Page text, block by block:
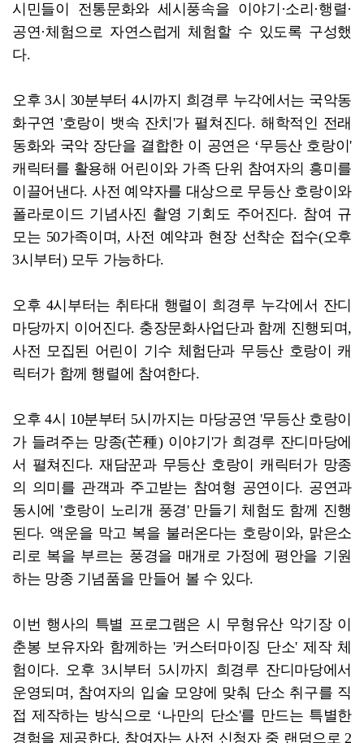
시민들이 전통문화와 세시풍속을 이야기·소리·행렬·
공연·체험으로 자연스럽게 체험할 수 있도록 구성했
다.
오후 3시 30분부터 4시까지 희경루 누각에서는 국악동
화구연 '호랑이 뱃속 잔치'가 펼쳐진다. 해학적인 전래
동화와 국악 장단을 결합한 이 공연은 ‘무등산 호랑이'
캐릭터를 활용해 어린이와 가족 단위 참여자의 흥미를
이끌어낸다. 사전 예약자를 대상으로 무등산 호랑이와
폴라로이드 기념사진 촬영 기회도 주어진다. 참여 규
모는 50가족이며, 사전 예약과 현장 선착순 접수(오후
3시부터) 모두 가능하다.
오후 4시부터는 취타대 행렬이 희경루 누각에서 잔디
마당까지 이어진다. 충장문화사업단과 함께 진행되며,
사전 모집된 어린이 기수 체험단과 무등산 호랑이 캐
릭터가 함께 행렬에 참여한다.
오후 4시 10분부터 5시까지는 마당공연 '무등산 호랑이
가 들려주는 망종(芒種) 이야기'가 희경루 잔디마당에
서 펼쳐진다. 재담꾼과 무등산 호랑이 캐릭터가 망종
의 의미를 관객과 주고받는 참여형 공연이다. 공연과
동시에 '호랑이 노리개 풍경' 만들기 체험도 함께 진행
된다. 액운을 막고 복을 불러온다는 호랑이와, 맑은소
리로 복을 부르는 풍경을 매개로 가정에 평안을 기원
하는 망종 기념품을 만들어 볼 수 있다.
이번 행사의 특별 프로그램은 시 무형유산 악기장 이
춘봉 보유자와 함께하는 '커스터마이징 단소' 제작 체
험이다. 오후 3시부터 5시까지 희경루 잔디마당에서
운영되며, 참여자의 입술 모양에 맞춰 단소 취구를 직
접 제작하는 방식으로 ‘나만의 단소'를 만드는 특별한
경험을 제공한다. 참여자는 사전 신청자 중 랜덤으로 2